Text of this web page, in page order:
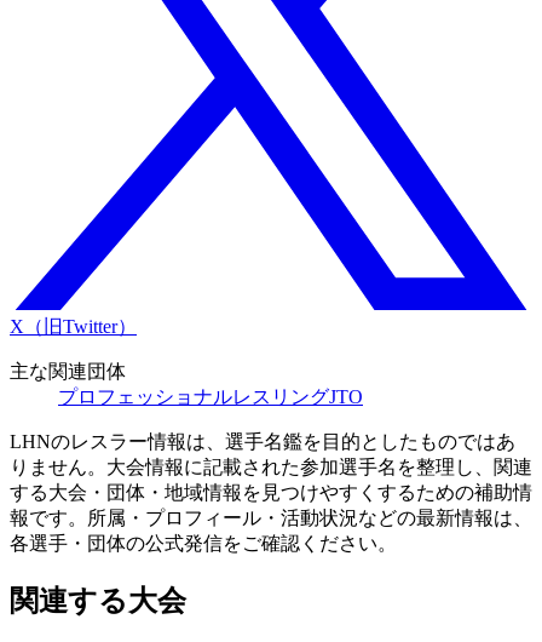
X（旧Twitter）
主な関連団体
プロフェッショナルレスリングJTO
LHNのレスラー情報は、選手名鑑を目的としたものではあ
りません。大会情報に記載された参加選手名を整理し、関連
する大会・団体・地域情報を見つけやすくするための補助情
報です。所属・プロフィール・活動状況などの最新情報は、
各選手・団体の公式発信をご確認ください。
関連する大会